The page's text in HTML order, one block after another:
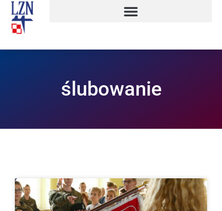
ślubowanie